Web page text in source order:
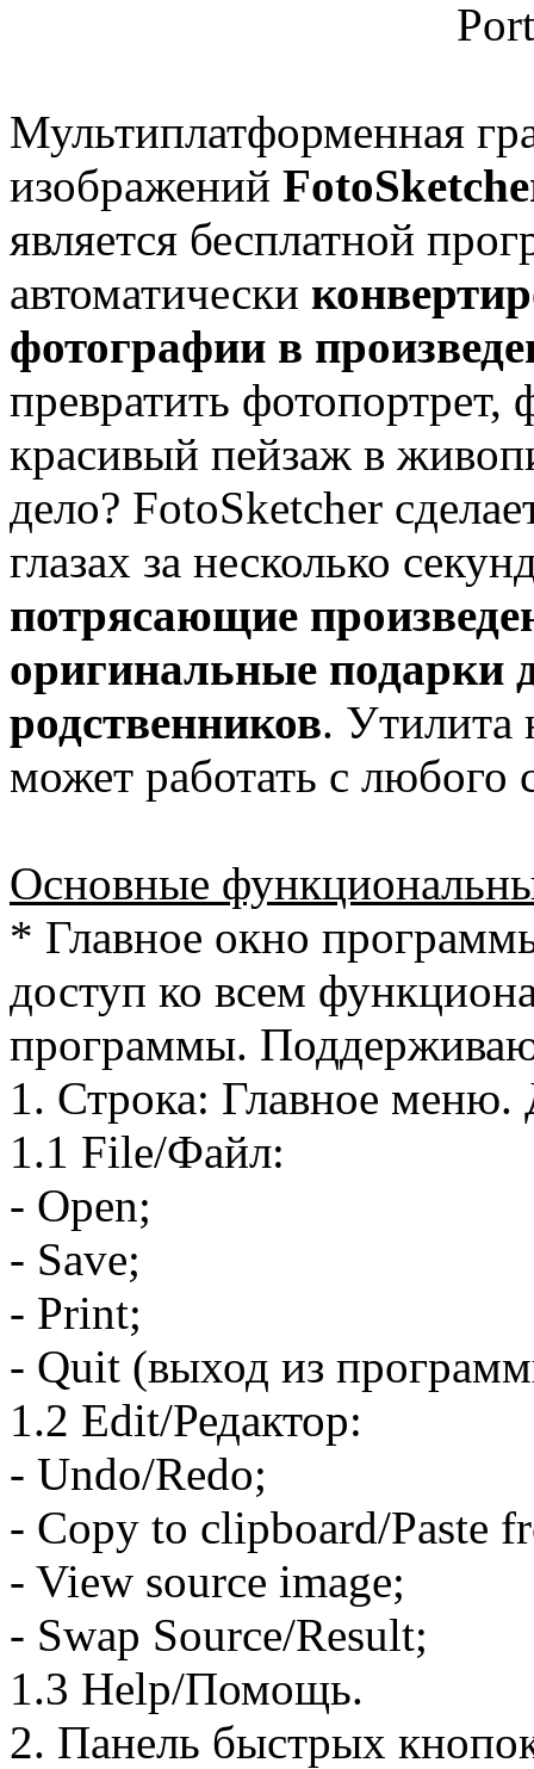
Мультиплатформенная
изображений
является бесплатной
автоматически
фотографии в
превратить
красивый пейзаж в
дело? FotoSketcher
глазах за несколько
потрясающие
оригинальные подарки
родственников. Утилита
может работать с любого
Основные
* Главное окно
доступ ко всем
программы.
1. Строка: Главное меню.
1.1 File/Файл:
- Open;
- Save;
- Print;
- Quit (выход из
1.2 Edit/Редактор:
- Undo/Redo;
- Copy to clipboard/Paste
- View source image;
- Swap Source/Result;
1.3 Help/Помощь.
2. Панель быстрых